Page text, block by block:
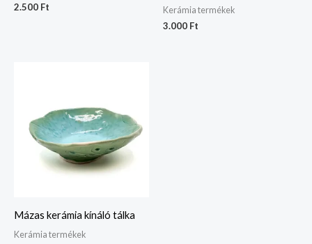
2.500 Ft Kerámia termékek
3.000 Ft
Mázas kerámia kínáló tálka
Kerámia termékek